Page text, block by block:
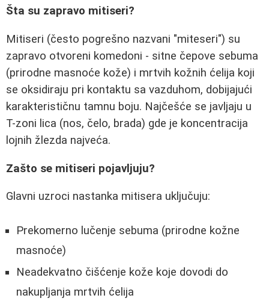
Šta su zapravo mitiseri?
Mitiseri (često pogrešno nazvani "miteseri") su
zapravo otvoreni komedoni - sitne čepove sebuma
(prirodne masnoće kože) i mrtvih kožnih ćelija koji
se oksidiraju pri kontaktu sa vazduhom, dobijajući
karakterističnu tamnu boju. Najčešće se javljaju u
T-zoni lica (nos, čelo, brada) gde je koncentracija
lojnih žlezda najveća.
Zašto se mitiseri pojavljuju?
Glavni uzroci nastanka mitisera uključuju:
Prekomerno lučenje sebuma (prirodne kožne
masnoće)
Neadekvatno čišćenje kože koje dovodi do
nakupljanja mrtvih ćelija